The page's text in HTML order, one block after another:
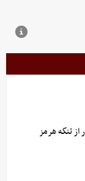
از تنگه هرمز